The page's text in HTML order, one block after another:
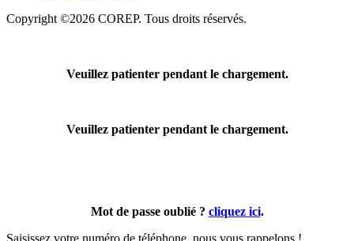
Copyright ©2026 COREP. Tous droits réservés.
Veuillez patienter pendant le chargement.
Veuillez patienter pendant le chargement.
Mot de passe oublié ? cliquez ici.